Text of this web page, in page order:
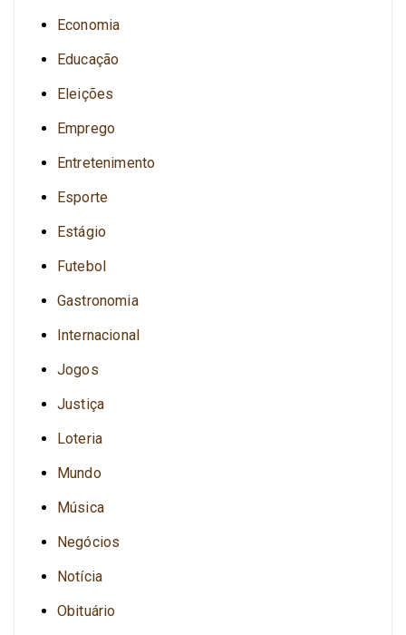
Economia
Educação
Eleições
Emprego
Entretenimento
Esporte
Estágio
Futebol
Gastronomia
Internacional
Jogos
Justiça
Loteria
Mundo
Música
Negócios
Notícia
Obituário